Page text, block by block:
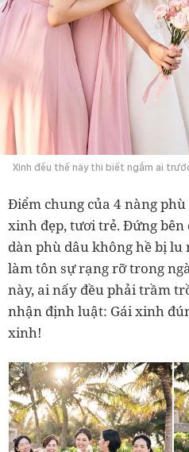
Xinh đều thế này thì biết ngắm ai
Điểm chung của 4 nàng
xinh đẹp, tươi trẻ. Đứng bên
dàn phù dâu không hề bị
làm tôn sự rạng rỡ trong
này, ai nấy đều phải trầm
nhận định luật: Gái xinh
xinh!